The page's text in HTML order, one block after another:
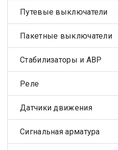
Путевые выключатели
Пакетные выключатели
Стабилизаторы и АВР
Реле
Датчики движения
Сигнальная арматура